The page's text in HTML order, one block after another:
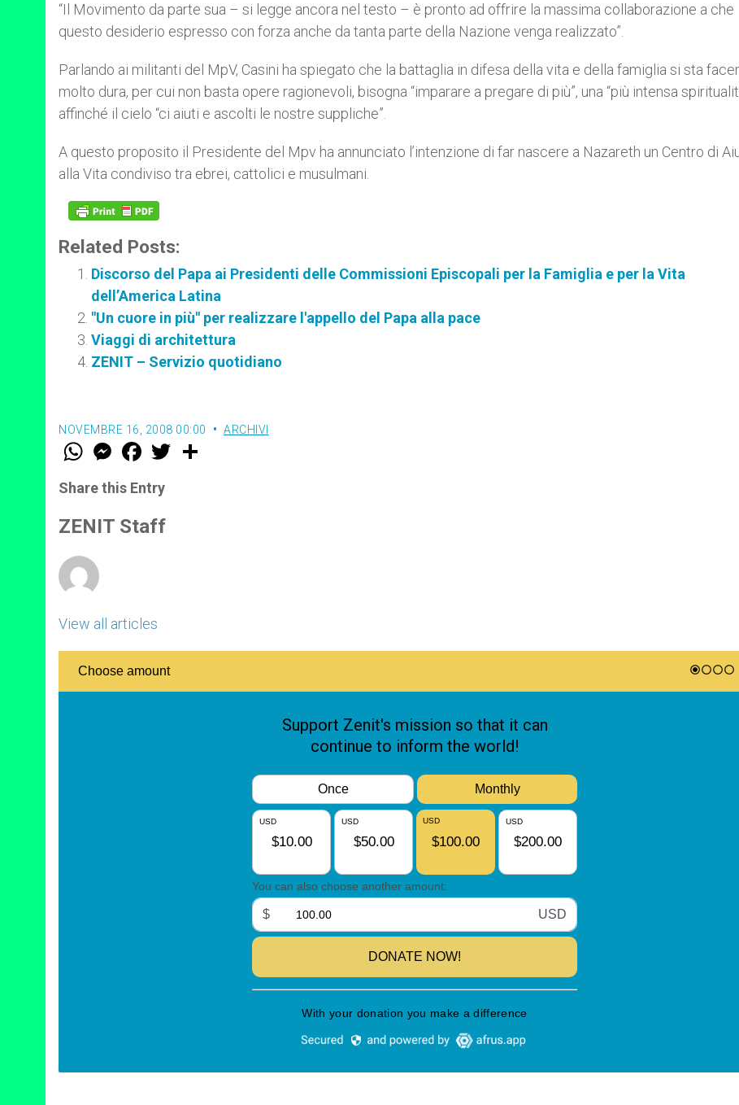
“Il Movimento da parte sua – si legge ancora nel testo – è pronto ad offrire la massima collaborazione a che
questo desiderio espresso con forza anche da tanta parte della Nazione venga realizzato”.
Parlando ai militanti del MpV, Casini ha spiegato che la battaglia in difesa della vita e della famiglia si sta
molto dura, per cui non basta opere ragionevoli, bisogna “imparare a pregare di più”, una “più intensa
affinché il cielo “ci aiuti e ascolti le nostre suppliche”.
A questo proposito il Presidente del Mpv ha annunciato l’intenzione di far nascere a Nazareth un Centro di
alla Vita condiviso tra ebrei, cattolici e musulmani.
Related Posts:
Discorso del Papa ai Presidenti delle Commissioni Episcopali per la Famiglia e per la Vita
dell’America Latina
"Un cuore in più" per realizzare l'appello del Papa alla pace
Viaggi di architettura
ZENIT – Servizio quotidiano
NOVEMBRE 16, 2008 00:00 ARCHIVI
W
t
s
p
p
M
e
s
e
g
e
F
a
e
b
o
k
w
Share this Entry
ZENIT Staff
View all articles